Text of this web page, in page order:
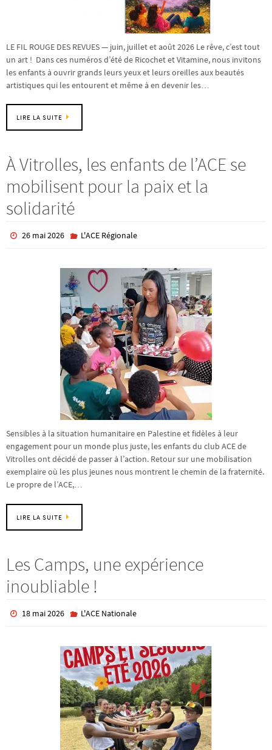
LE FIL ROUGE DES REVUES — juin, juillet et août 2026 Le rêve, c’est tout
un art ! Dans ces numéros d’été de Ricochet et Vitamine, nous invitons
les enfants à ouvrir grands leurs yeux et leurs oreilles aux beautés
artistiques qui les entourent et même à en devenir les…
LIRE LA SUITE
À Vitrolles, les enfants de l’ACE se
mobilisent pour la paix et la
solidarité
26 mai 2026 L'ACE Régionale
Sensibles à la situation humanitaire en Palestine et fidèles à leur
engagement pour un monde plus juste, les enfants du club ACE de
Vitrolles ont décidé de passer à l’action. Retour sur une mobilisation
exemplaire où les plus jeunes nous montrent le chemin de la fraternité.
Le propre de l’ACE,…
LIRE LA SUITE
Les Camps, une expérience
inoubliable !
18 mai 2026 L'ACE Nationale